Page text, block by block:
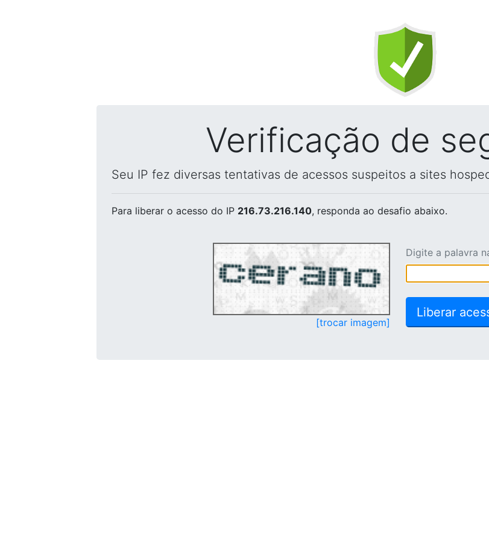
Verificação de
Seu IP fez diversas tentativas de acessos suspeitos a sites
Para liberar o acesso do IP 216.73.216.140, responda ao desafio abaixo.
[trocar imagem]
Digite a palavra